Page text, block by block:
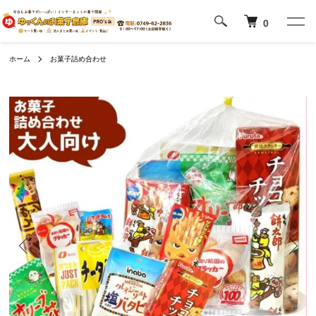
0
ホーム お菓子詰め合わせ